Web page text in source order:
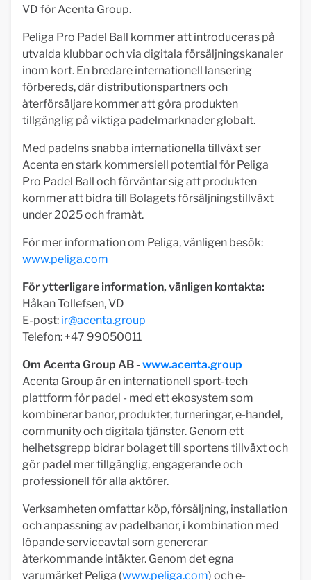
VD för Acenta Group.
Peliga Pro Padel Ball kommer att introduceras på
utvalda klubbar och via digitala försäljningskanaler
inom kort. En bredare internationell lansering
förbereds, där distributionspartners och
återförsäljare kommer att göra produkten
tillgänglig på viktiga padelmarknader globalt.
Med padelns snabba internationella tillväxt ser
Acenta en stark kommersiell potential för Peliga
Pro Padel Ball och förväntar sig att produkten
kommer att bidra till Bolagets försäljningstillväxt
under 2025 och framåt.
För mer information om Peliga, vänligen besök:
www.peliga.com
För ytterligare information, vänligen kontakta:
Håkan Tollefsen, VD
E-post: ir@acenta.group
Telefon: +47 99050011
Om Acenta Group AB -www.acenta.group
Acenta Group är en internationell sport-tech
plattform för padel - med ett ekosystem som
kombinerar banor, produkter, turneringar, e-handel,
community och digitala tjänster. Genom ett
helhetsgrepp bidrar bolaget till sportens tillväxt och
gör padel mer tillgänglig, engagerande och
professionell för alla aktörer.
Verksamheten omfattar köp, försäljning, installation
och anpassning av padelbanor, i kombination med
löpande serviceavtal som genererar
återkommande intäkter. Genom det egna
varumärket Peliga (www.peliga.com) och e-